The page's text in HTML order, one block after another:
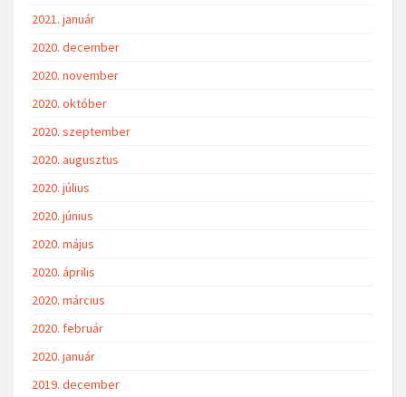
2021. január
2020. december
2020. november
2020. október
2020. szeptember
2020. augusztus
2020. július
2020. június
2020. május
2020. április
2020. március
2020. február
2020. január
2019. december